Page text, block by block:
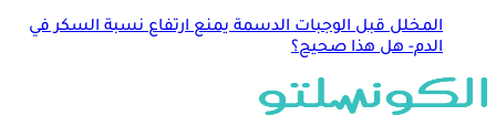
المخلل قبل الوجبات الدسمة يمنع ارتفاع نسبة السكر في
الدم- هل هذا صحيح؟